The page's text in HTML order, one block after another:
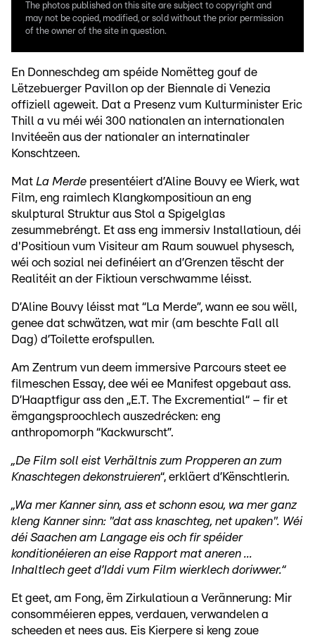
The photos published on this site are subject to copyright and
may not be copied, modified, or sold without the prior permission
of the owner of the site in question.
En Donneschdeg am spéide Nomëtteg gouf de
Lëtzebuerger Pavillon op der Biennale di Venezia
offiziell ageweit. Dat a Presenz vum Kulturminister Eric
Thill a vu méi wéi 300 nationalen an internationalen
Invitéeën aus der nationaler an internatinaler
Konschtzeen.
Mat La Merde presentéiert d’Aline Bouvy ee Wierk, wat
Film, eng raimlech Klangkompositioun an eng
skulptural Struktur aus Stol a Spigelglas
zesummebréngt. Et ass eng immersiv Installatioun, déi
d'Positioun vum Visiteur am Raum souwuel physesch,
wéi och sozial nei definéiert an d’Grenzen tëscht der
Realitéit an der Fiktioun verschwamme léisst.
D’Aline Bouvy léisst mat “La Merde”, wann ee sou wëll,
genee dat schwätzen, wat mir (am beschte Fall all
Dag) d’Toilette erofspullen.
Am Zentrum vun deem immersive Parcours steet ee
filmeschen Essay, dee wéi ee Manifest opgebaut ass.
D’Haaptfigur ass den „E.T. The Excremential“ – fir et
ëmgangsproochlech auszedrécken: eng
anthropomorph “Kackwurscht”.
„De Film soll eist Verhältnis zum Propperen an zum
Knaschtegen dekonstruieren“, erkläert d’Kënschtlerin.
„Wa mer Kanner sinn, ass et schonn esou, wa mer ganz
kleng Kanner sinn: "dat ass knaschteg, net upaken". Wéi
déi Saachen am Langage eis och fir spéider
konditionéieren an eise Rapport mat aneren ...
Inhaltlech geet d’Iddi vum Film wierklech doriwwer.“
Et geet, am Fong, ëm Zirkulatioun a Verännerung: Mir
consomméieren eppes, verdauen, verwandelen a
scheeden et nees aus. Eis Kierpere si keng zoue